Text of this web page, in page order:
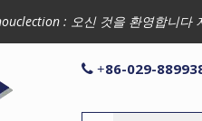
: 오신 것을 환영합니다
 +86-029-